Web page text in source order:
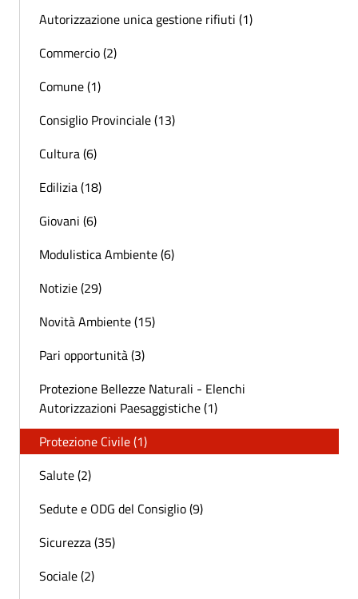
Autorizzazione unica gestione rifiuti (1)
Commercio (2)
Comune (1)
Consiglio Provinciale (13)
Cultura (6)
Edilizia (18)
Giovani (6)
Modulistica Ambiente (6)
Notizie (29)
Novità Ambiente (15)
Pari opportunità (3)
Protezione Bellezze Naturali - Elenchi
Autorizzazioni Paesaggistiche (1)
Protezione Civile (1)
Salute (2)
Sedute e ODG del Consiglio (9)
Sicurezza (35)
Sociale (2)